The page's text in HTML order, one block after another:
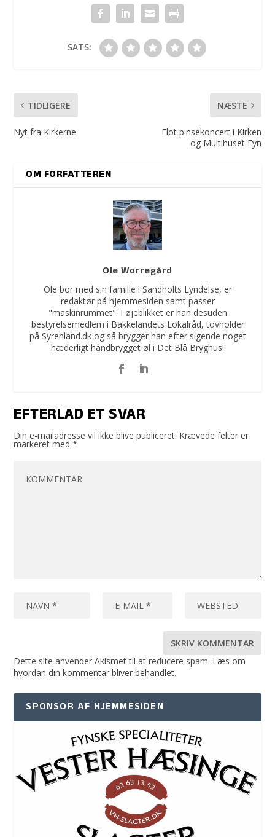
SATS:
TIDLIGERE
Nyt fra Kirkerne
NÆSTE
Flot pinsekoncert i Kirken
og Multihuset Fyn
OM FORFATTEREN
Ole Worregård
Ole bor med sin familie i Sandholts Lyndelse, er
redaktør på hjemmesiden samt passer
"maskinrummet". I øjeblikket er han desuden
bestyrelsemedlem i Bakkelandets Lokalråd, tovholder
på Syrenland.dk og så brygger han efter sigende noget
hæderligt håndbrygget øl i Det Blå Bryghus!
EFTERLAD ET SVAR
Din e-mailadresse vil ikke blive publiceret. Krævede felter er
markeret med*
Dette site anvender Akismet til at reducere spam. Læs om
hvordan din kommentar bliver behandlet.
SPONSOR AF HJEMMESIDEN